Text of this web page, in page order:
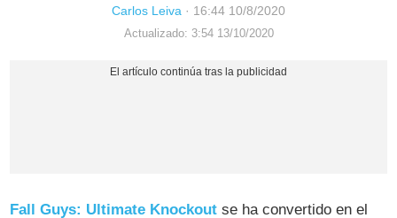
Carlos Leiva · 16:44 10/8/2020
Actualizado: 3:54 13/10/2020
Fall Guys: Ultimate Knockout se ha convertido en el